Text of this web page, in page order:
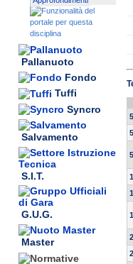
Pallanuoto
Fondo
Tuffi
Syncro
Salvamento
S.I.T.
G.U.G.
Master